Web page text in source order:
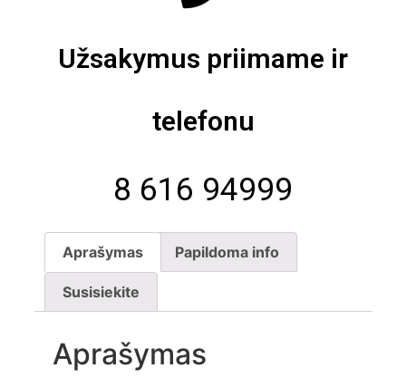
Užsakymus priimame ir
telefonu
8 616 94999
Aprašymas Papildoma info
Susisiekite
Aprašymas